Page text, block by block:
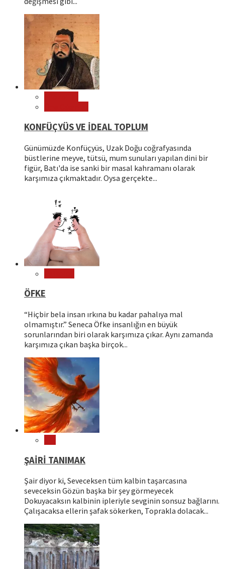
KONFÜÇYÜS VE İDEAL TOPLUM
Günümüzde Konfüçyüs, Uzak Doğu coğrafyasında
büstlerine meyve, tütsü, mum sunuları yapılan dini bir
figür, Batı'da ise sanki bir masal kahramanı olarak
karşımıza çıkmaktadır. Oysa gerçekte...
ÖFKE
“Hiçbir bela insan ırkına bu kadar pahalıya mal
olmamıştır.” Seneca Öfke insanlığın en büyük
sorunlarından biri olarak karşımıza çıkar. Aynı zamanda
karşımıza çıkan başka birçok...
ŞAİRİ TANIMAK
Şair diyor ki, Seveceksen tüm kalbin taşarcasına
seveceksin Gözün başka bir şey görmeyecek
Dokuyacaksın kalbinin ipleriyle sevginin sonsuz bağlarını.
Çalışacaksa ellerin şafak sökerken, Toprakla dolacak...